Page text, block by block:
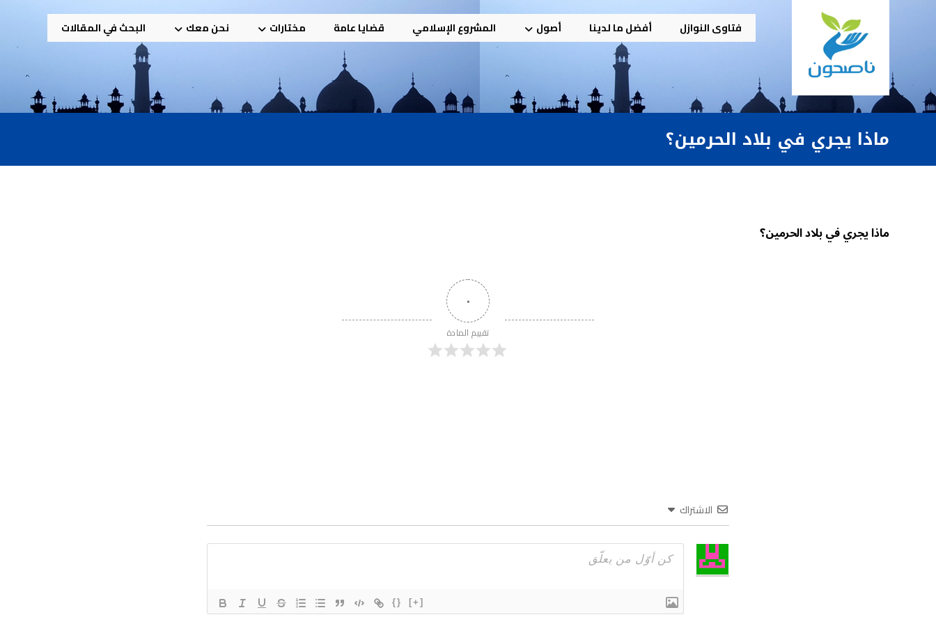
فتاوى النوازل أفضل ما لدينا أصول المشروع الإسلامي قضايا عامة مختارات نحن معك البحث في المقالات
ماذا يجري في بلاد الحرمين؟
ماذا يجري في بلاد الحرمين؟
٠
تقييم المادة
الاشتراك
{} [+]